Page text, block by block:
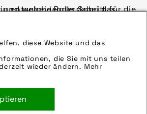
diese Website und das
die Sie mit uns teilen
wieder ändern. Mehr
welche Rolle dabei das
entscheidender Schritt für die
Möglichkeiten Kommunen für